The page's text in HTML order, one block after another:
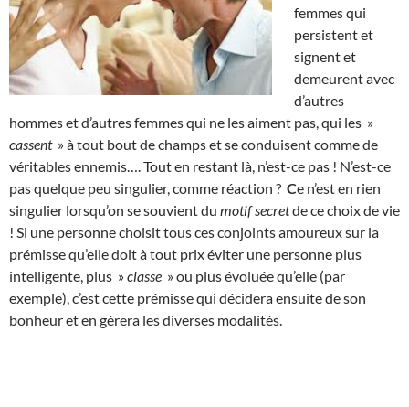
femmes qui
persistent et
signent et
demeurent avec
d’autres
hommes et d’autres femmes qui ne les aiment pas, qui les »
cassent» à tout bout de champs et se conduisent comme de
véritables ennemis…. Tout en restant là, n’est-ce pas ! N’est-ce
pas quelque peu singulier, comme réaction ? Ce n’est en rien
singulier lorsqu’on se souvient du motif secretde ce choix de vie
! Si une personne choisit tous ces conjoints amoureux sur la
prémisse qu’elle doit à tout prix éviter une personne plus
intelligente, plus »classe » ou plus évoluée qu’elle (par
exemple), c’est cette prémisse qui décidera ensuite de son
bonheur et en gèrera les diverses modalités.